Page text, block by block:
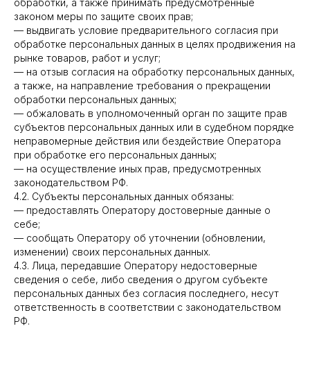
обработки, а также принимать предусмотренные
законом меры по защите своих прав;
— выдвигать условие предварительного согласия при
обработке персональных данных в целях продвижения на
рынке товаров, работ и услуг;
— на отзыв согласия на обработку персональных данных,
а также, на направление требования о прекращении
обработки персональных данных;
— обжаловать в уполномоченный орган по защите прав
субъектов персональных данных или в судебном порядке
неправомерные действия или бездействие Оператора
при обработке его персональных данных;
— на осуществление иных прав, предусмотренных
законодательством РФ.
4.2. Субъекты персональных данных обязаны:
— предоставлять Оператору достоверные данные о
себе;
— сообщать Оператору об уточнении (обновлении,
изменении) своих персональных данных.
4.3. Лица, передавшие Оператору недостоверные
сведения о себе, либо сведения о другом субъекте
персональных данных без согласия последнего, несут
ответственность в соответствии с законодательством
РФ.